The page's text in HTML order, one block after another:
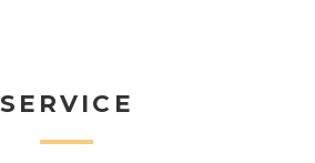
SERVICE